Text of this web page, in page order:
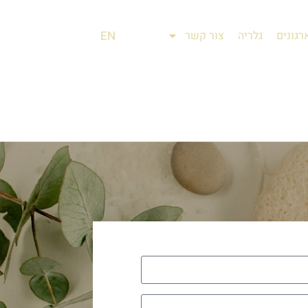
גלריה צור קשר EN